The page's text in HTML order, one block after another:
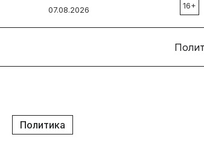
07.08.2026 16+
Политика